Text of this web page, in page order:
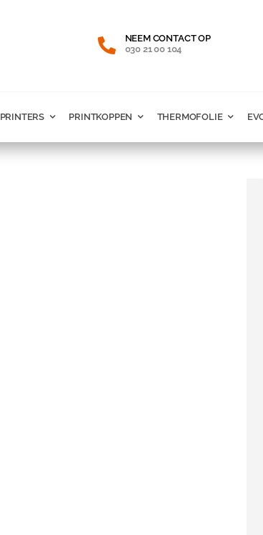
NEEM CONTACT OP
030 21 00 104
PRINTERS PRINTKOPPEN THERMOFOLIE